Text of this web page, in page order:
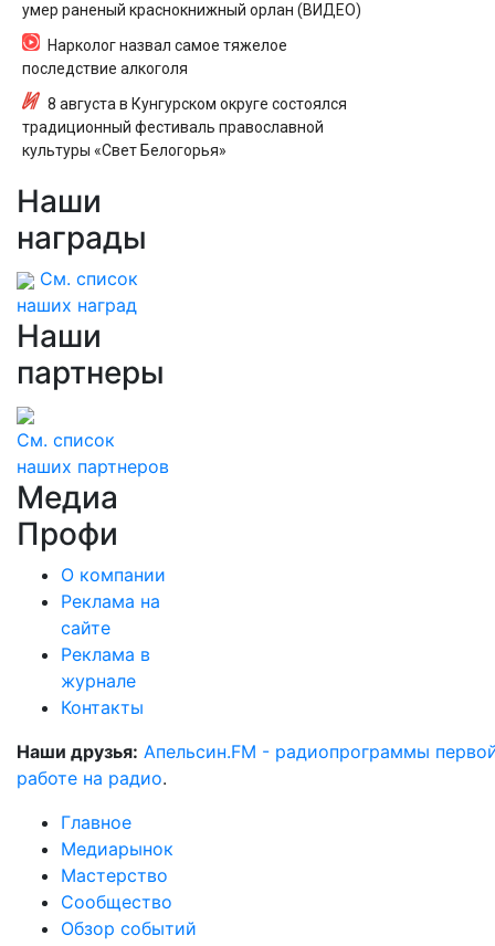
умер раненый краснокнижный орлан (ВИДЕО)
Нарколог назвал самое тяжелое
последствие алкоголя
8 августа в Кунгурском округе состоялся
традиционный фестиваль православной
культуры «Свет Белогорья»
Наши
награды
См. список
наших наград
Наши
партнеры
См. список
наших партнеров
Медиа
Профи
О компании
Реклама на
сайте
Реклама в
журнале
Контакты
Наши друзья: Апельсин.FM - радиопрограммы
работе на радио.
Главное
Медиарынок
Мастерство
Сообщество
Обзор событий